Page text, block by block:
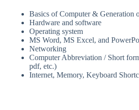
Basics of Computer & Generation
Hardware and software
Operating system
MS Word, MS Excel, and
Networking
Computer Abbreviation / Short
pdf, etc.)
Internet, Memory, Keyboard